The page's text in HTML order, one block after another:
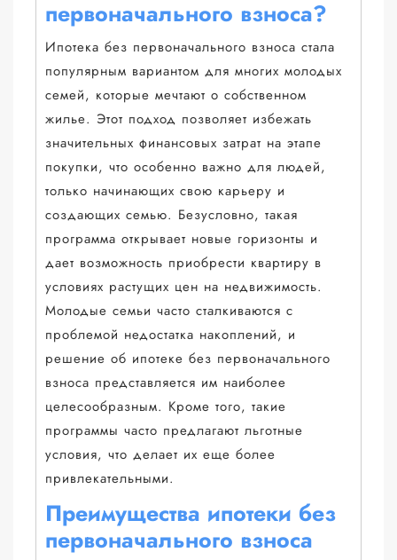
первоначального взноса?
Ипотека без первоначального взноса стала
популярным вариантом для многих молодых
семей, которые мечтают о собственном
жилье. Этот подход позволяет избежать
значительных финансовых затрат на этапе
покупки, что особенно важно для людей,
только начинающих свою карьеру и
создающих семью. Безусловно, такая
программа открывает новые горизонты и
дает возможность приобрести квартиру в
условиях растущих цен на недвижимость.
Молодые семьи часто сталкиваются с
проблемой недостатка накоплений, и
решение об ипотеке без первоначального
взноса представляется им наиболее
целесообразным. Кроме того, такие
программы часто предлагают льготные
условия, что делает их еще более
привлекательными.
Преимущества ипотеки без
первоначального взноса